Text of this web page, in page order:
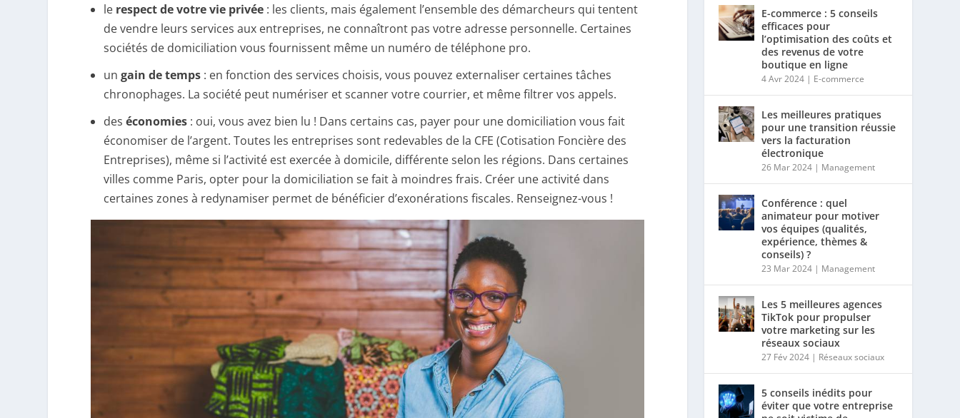
le respect de votre vie privée : les clients, mais également l’ensemble des démarcheurs qui tentent
de vendre leurs services aux entreprises, ne connaîtront pas votre adresse personnelle. Certaines
sociétés de domiciliation vous fournissent même un numéro de téléphone pro.
ungain de temps : en fonction des services choisis, vous pouvez externaliser certaines tâches
chronophages. La société peut numériser et scanner votre courrier, et même filtrer vos appels.
deséconomies : oui, vous avez bien lu ! Dans certains cas, payer pour une domiciliation vous fait
économiser de l’argent. Toutes les entreprises sont redevables de la CFE (Cotisation Foncière des
Entreprises), même si l’activité est exercée à domicile, différente selon les régions. Dans certaines
villes comme Paris, opter pour la domiciliation se fait à moindres frais. Créer une activité dans
certaines zones à redynamiser permet de bénéficier d’exonérations fiscales. Renseignez-vous !
E-commerce : 5 conseils
efficaces pour
l’optimisation des coûts et
des revenus de votre
boutique en ligne
4 Avr 2024 | E-commerce
Les meilleures pratiques
pour une transition réussie
vers la facturation
électronique
26 Mar 2024 | Management
Conférence : quel
animateur pour motiver
vos équipes (qualités,
expérience, thèmes &
conseils) ?
23 Mar 2024 | Management
Les 5 meilleures agences
TikTok pour propulser
votre marketing sur les
réseaux sociaux
27 Fév 2024 | Réseaux sociaux
5 conseils inédits pour
éviter que votre entreprise